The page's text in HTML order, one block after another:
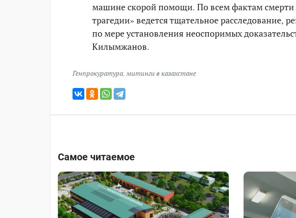
машине скорой помощи. По всем фактам смерти
трагедии» ведется тщательное расследование,
по мере установления неоспоримых
Килымжанов.
Генпрокуратура митинги в казахстане
Самое читаемое